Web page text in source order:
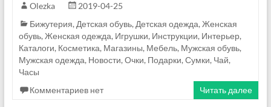
в
К
и
т
Olezka
2019-04-25
Бижутерия, Детская обувь, Детская одежда, Женская
обувь, Женская одежда, Игрушки, Инструкции, Интерьер,
Каталоги, Косметика, Магазины, Мебель, Мужская обувь,
Мужская одежда, Новости, Очки, Подарки, Сумки, Чай,
Часы
Комментариев нет
Читать далее